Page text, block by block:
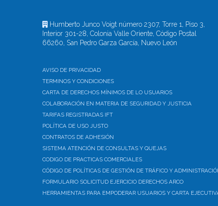
Humberto Junco Voigt número 2307, Torre 1, Piso 3,
Interior 301-28, Colonia Valle Oriente, Código Postal
66260, San Pedro Garza García, Nuevo León
AVISO DE PRIVACIDAD
TERMINOS Y CONDICIONES
CARTA DE DERECHOS MÍNIMOS DE LO USUARIOS
COLABORACIÓN EN MATERIA DE SEGURIDAD Y JUSTICIA
TARIFAS REGISTRADAS IFT
POLÍTICA DE USO JUSTO
CONTRATOS DE ADHESIÓN
SISTEMA ATENCIÓN DE CONSULTAS Y QUEJAS
CODIGO DE PRACTICAS COMERCIALES
CÓDIGO DE POLÍTICAS DE GESTIÓN DE TRÁFICO Y
FORMULARIO SOLICITUD EJERCICIO DERECHOS ARCO
HERRAMIENTAS PARA EMPODERAR USUARIOS Y CARTA